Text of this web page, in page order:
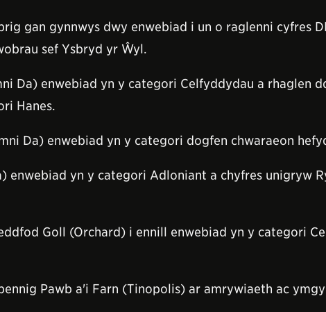
gan gynnwys dwy enwebiad i un o raglenni cyfres
sef Ysbryd yr Ŵyl.
Da) enwebiad yn y categori Celfyddydau a rhaglen
Hanes.
Da) enwebiad yn y categori dogfen chwaraeon
enwebiad yn y categori Adloniant a chyfres unigryw
Goll (Orchard) i ennill enwebiad yn y categori
Pawb a'i Farn (Tinopolis) ar amrywiaeth ac